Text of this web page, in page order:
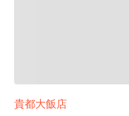
貴都大飯店